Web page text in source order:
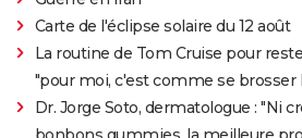
Carte de l'éclipse solaire du 12 août
La routine de Tom Cruise pour
"pour moi, c'est comme se brosser
Dr. Jorge Soto, dermatologue : "Ni